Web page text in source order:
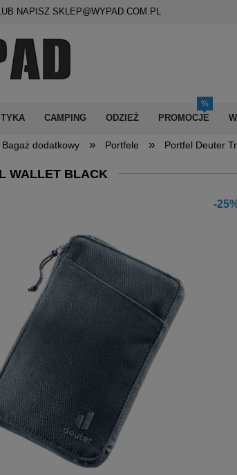
NAPISZ SKLEP@WYPAD.COM.PL
CAMPING ODZIEŻ PROMOCJE
Bagaż dodatkowy » Portfele » Portfel Deuter
WALLET BLACK
-